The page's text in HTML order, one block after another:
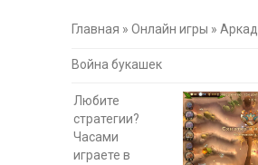
Главная » Онлайн игры »
Война букашек
Любите
стратегии?
Часами
играете в